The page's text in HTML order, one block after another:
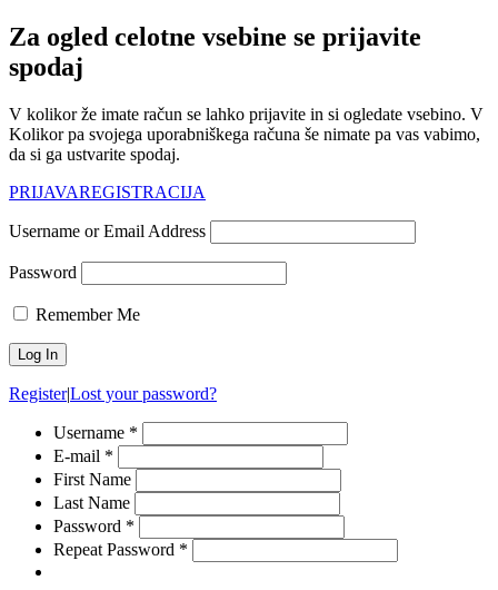
Za ogled celotne vsebine se prijavite
spodaj
V kolikor že imate račun se lahko prijavite in si ogledate vsebino. V
Kolikor pa svojega uporabniškega računa še nimate pa vas vabimo,
da si ga ustvarite spodaj.
PRIJAVAREGISTRACIJA
Username or Email Address
Password
Remember Me
Register|Lost your password?
Username *
E-mail *
First Name
Last Name
Password *
Repeat Password *